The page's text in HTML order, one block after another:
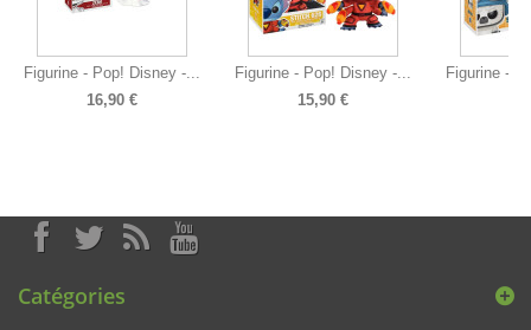
Figurine - Pop! Disney -...
16,90 €
Figurine - Pop! Disney -...
15,90 €
Figurine -
Catégories